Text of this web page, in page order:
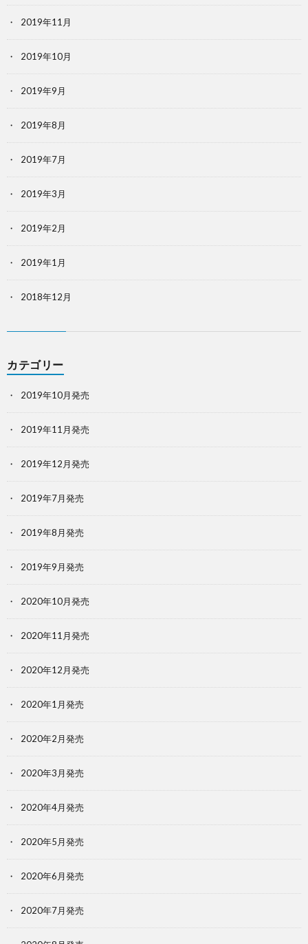
2019年11月
2019年10月
2019年9月
2019年8月
2019年7月
2019年3月
2019年2月
2019年1月
2018年12月
カテゴリー
2019年10月発売
2019年11月発売
2019年12月発売
2019年7月発売
2019年8月発売
2019年9月発売
2020年10月発売
2020年11月発売
2020年12月発売
2020年1月発売
2020年2月発売
2020年3月発売
2020年4月発売
2020年5月発売
2020年6月発売
2020年7月発売